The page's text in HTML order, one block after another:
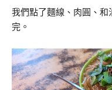
我們點了麵線、肉圓、
完。